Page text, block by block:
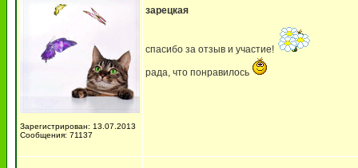
Зарегистрирован: 13.07.2013
Сообщения: 71137
зарецкая
спасибо за отзыв и участие!
рада, что понравилось